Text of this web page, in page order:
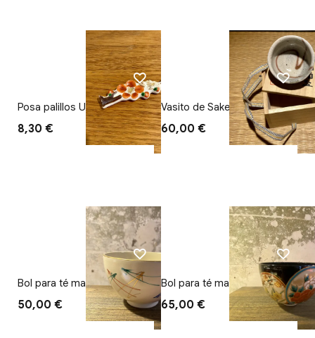
Posa palillos Ume
8,30 €
Vasito de Sake con Caja de
madera
60,00 €
Bol para té matcha Pino
50,00 €
Bol para té matcha Flor
65,00 €